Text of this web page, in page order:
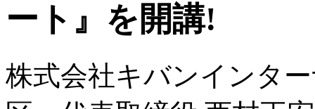
ート』を開講!
株式会社キバンインタ